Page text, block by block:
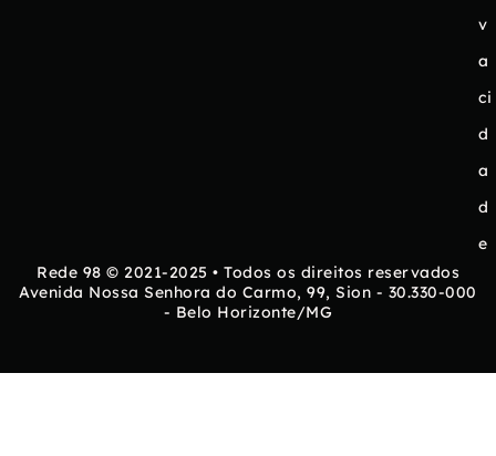
v
a
ci
d
a
d
e
Rede 98 © 2021-2025 • Todos os direitos reservados
Avenida Nossa Senhora do Carmo, 99, Sion - 30.330-000
- Belo Horizonte/MG